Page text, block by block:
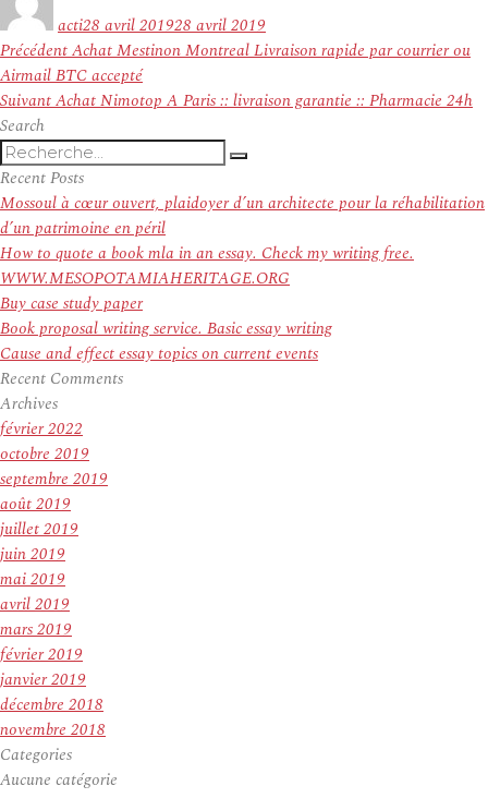
actile
28 avril 201928 avril 2019
Navigation
de
l’article
PrécédentArticle
précédent :
Achat Mestinon Montreal Livraison rapide par courrier ou
Airmail BTC accepté
SuivantArticle
Achat Nimotop A Paris :: livraison garantie :: Pharmacie 24h
Search
Recherche
pour
:
Recherche
Recent Posts
Mossoul à cœur ouvert, plaidoyer d’un architecte pour la réhabilitation
d’un patrimoine en péril
How to quote a book mla in an essay. Check my writing free.
WWW.MESOPOTAMIAHERITAGE.ORG
Buy case study paper
Book proposal writing service. Basic essay writing
Cause and effect essay topics on current events
Recent Comments
Archives
février 2022
octobre 2019
septembre 2019
août 2019
juillet 2019
juin 2019
mai 2019
avril 2019
mars 2019
février 2019
janvier 2019
décembre 2018
novembre 2018
Categories
Aucune catégorie